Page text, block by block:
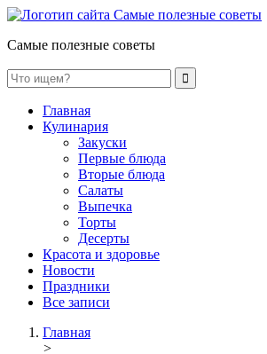
Самые полезные советы
Главная
Кулинария
Закуски
Первые блюда
Вторые блюда
Салаты
Выпечка
Торты
Десерты
Красота и здоровье
Новости
Праздники
Все записи
Главная
>